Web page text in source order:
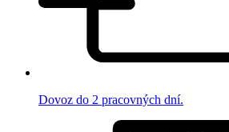
Dovoz do 2 pracovných dní.